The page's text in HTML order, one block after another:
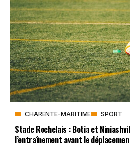
CHARENTE-MARITIME SPORT
Stade Rochelais : Botia et
l’entraînement avant le